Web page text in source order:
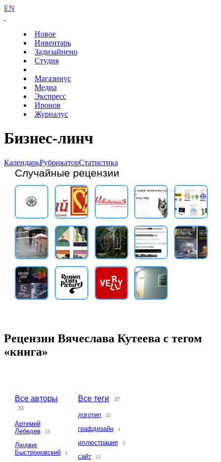
EN
Новое
Инвентарь
Задизайнено
Студия
Магазинус
Медиа
Экспресс
Иронов
Журналус
Бизнес-линч
КалендарьРубрикаторСтатистика
Случайные рецензии
Рецензии Вячеслава Кутеева с тегом
«книга»
Все авторы
33
Артемий
Лебедев
15
Людвиг
Быстроновский
1
Все теги 37
логотип 15
графдизайн 1
иллюстрация 3
сайт 12